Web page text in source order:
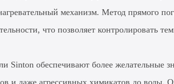
механизм. Метод прямого
что позволяет контролировать
Sinton обеспечивают более желательные
и даже агрессивных химикатов до воды.